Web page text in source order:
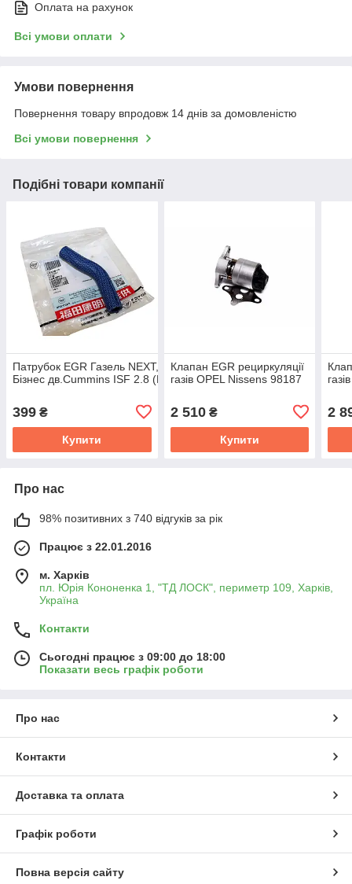
Оплата на рахунок
Всі умови оплати
Умови повернення
Повернення товару впродовж 14 днів за домовленістю
Всі умови повернення
Подібні товари компанії
Патрубок EGR Газель NEXT,
Бізнес дв.Cummins ISF 2.8 (Шланг) клапана (силікон) (куп.ГАЗ)
399 ₴
Купити
Клапан EGR рециркуляції
газів OPEL Nissens 98187
2 510₴
Купити
2
Про нас
98% позитивних з 740 відгуків за рік
Працює з 22.01.2016
м. Харків
пл. Юрія Кононенка 1, "ТД ЛОСК", периметр 109, Харків,
Україна
Контакти
Сьогодні працює з 09:00 до 18:00
Показати весь графік роботи
Про нас
Контакти
Доставка та оплата
Графік роботи
Повна версія сайту